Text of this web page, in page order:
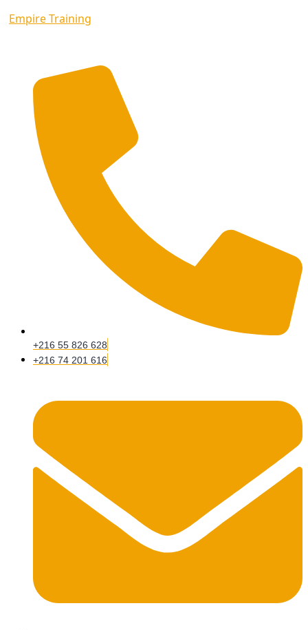
Empire Training
+216 55 826 628
+216 74 201 616